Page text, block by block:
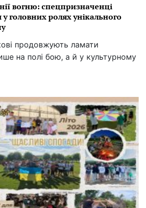
вогню: спецпризначенці
головних ролях унікального
продовжують ламати
на полі бою, а й у культурному